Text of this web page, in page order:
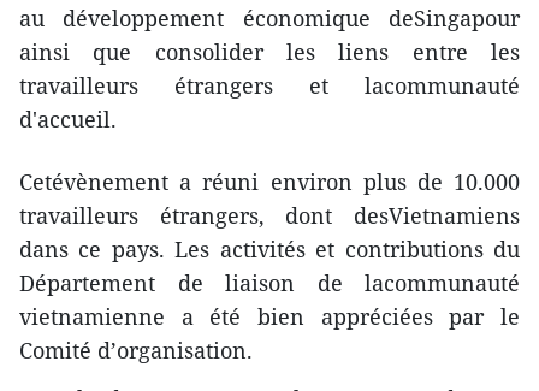
au développement économique deSingapour
ainsi que consolider les liens entre les
travailleurs étrangers et lacommunauté
d'accueil.
Cetévènement a réuni environ plus de 10.000
travailleurs étrangers, dont desVietnamiens
dans ce pays. Les activités et contributions du
Département de liaison de lacommunauté
vietnamienne a été bien appréciées par le
Comité d’organisation.